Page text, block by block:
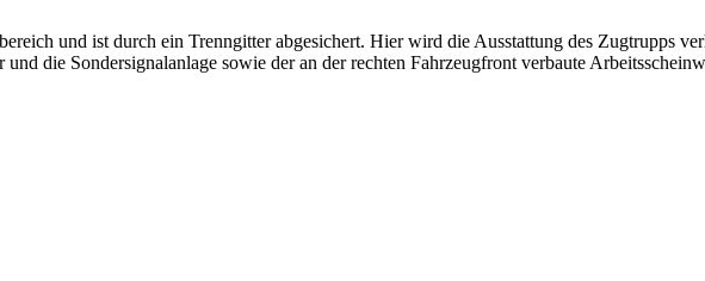
und ist durch ein Trenngitter abgesichert. Hier wird die Ausstattung des Zugtrupps
die Sondersignalanlage sowie der an der rechten Fahrzeugfront verbaute